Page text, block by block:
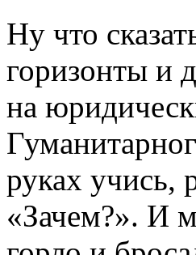
Ну что
горизонты и
на
руках учись,
«Зачем?». И